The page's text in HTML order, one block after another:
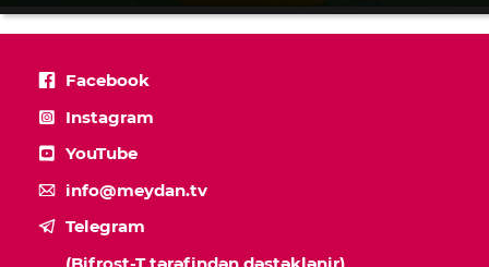
Facebook
Instagram
YouTube
info@meydan.tv
Telegram
(Bifrost-T tərəfindən dəstəklənir)